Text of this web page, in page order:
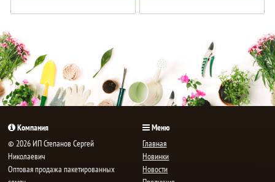
Компания
© 2026 ИП Степанов Сергей
Николаевич
Oптовая продажа пакетированных
Меню
Главная
Новинки
Новости